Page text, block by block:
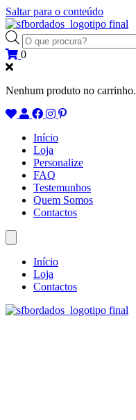
Saltar para o conteúdo
Products
search
0
Nenhum produto no carrinho.
Início
Loja
Personalize
FAQ
Testemunhos
Quem Somos
Contactos
Início
Loja
Contactos